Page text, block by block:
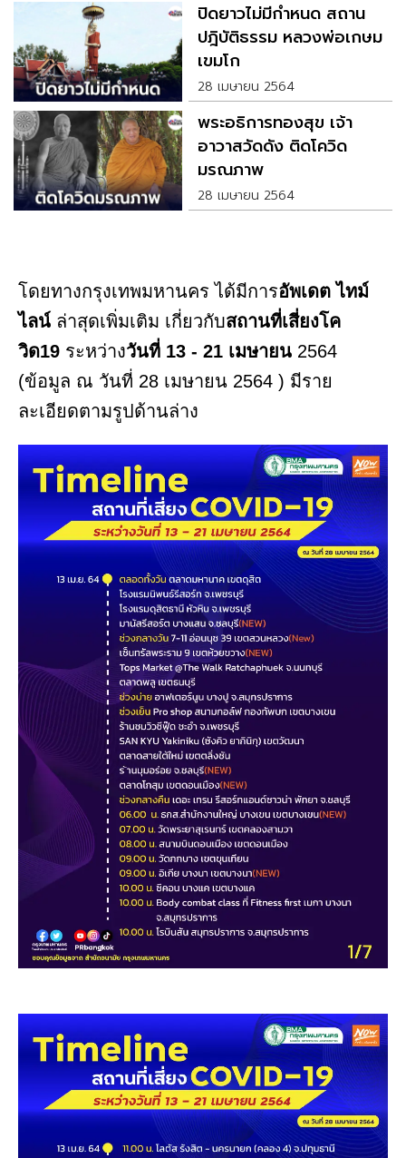
ปิดยาวไม่มีกำหนด สถาน
ปฎิบัติธรรม หลวงพ่อเกษม
เขมโก
28 เมษายน 2564
พระอธิการทองสุข เจ้า
อาวาสวัดดัง ติดโควิด
มรณภาพ
28 เมษายน 2564
โดยทางกรุงเทพมหานคร ได้มีการอัพเดต ไทม์
ไลน์ ล่าสุดเพิ่มเติม เกี่ยวกับสถานที่เสี่ยงโค
วิด19 ระหว่างวันที่ 13 - 21 เมษายน 2564
(ข้อมูล ณ วันที่ 28 เมษายน 2564 ) มีราย
ละเอียดตามรูปด้านล่าง